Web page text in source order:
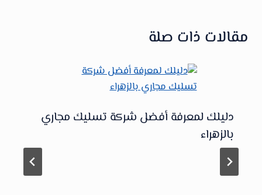
مقالات ذات صلة
دليلك لمعرفة أفضل شركة تسليك مجاري
بالزهراء